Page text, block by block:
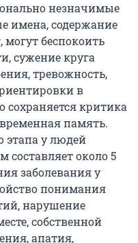
незначимые
имена, содержание
беспокоить
сужение круга
тревожность,
в
сохраняется критика
память.
этапа у людей
составляет около 5
заболевания у
понимания
нарушение
собственной
апатия,